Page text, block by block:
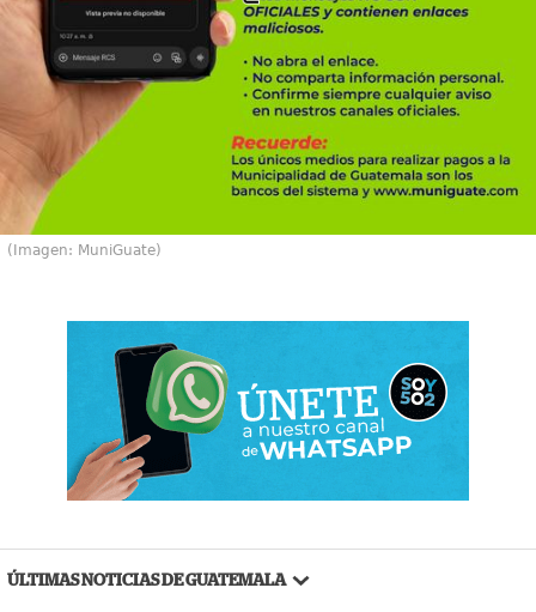
(Imagen: MuniGuate)
ÚLTIMAS NOTICIAS DE GUATEMALA